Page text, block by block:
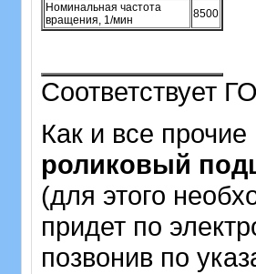
Номинальная частота
вращения, 1/мин
8500
Соответствует
Как и все
роликовый
(для этого
придет по
позвонив по